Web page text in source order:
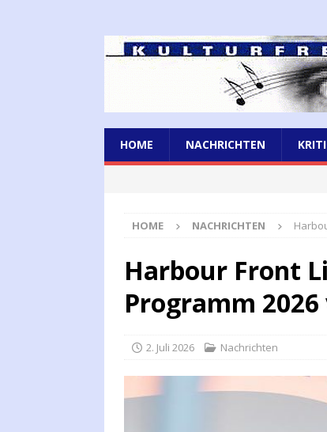
HOME NACHRICHTEN
HOME NACHRICHTEN
Harbour Front
Programm
2. Juli 2026 Nachrichten